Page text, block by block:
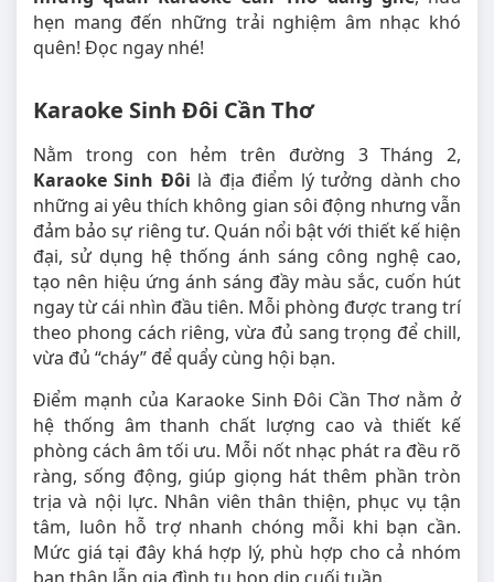
hẹn mang đến những trải nghiệm âm nhạc khó
quên! Đọc ngay nhé!
Karaoke Sinh Đôi Cần Thơ
Nằm trong con hẻm trên đường 3 Tháng 2,
Karaoke Sinh Đôi là địa điểm lý tưởng dành cho
những ai yêu thích không gian sôi động nhưng vẫn
đảm bảo sự riêng tư. Quán nổi bật với thiết kế hiện
đại, sử dụng hệ thống ánh sáng công nghệ cao,
tạo nên hiệu ứng ánh sáng đầy màu sắc, cuốn hút
ngay từ cái nhìn đầu tiên. Mỗi phòng được trang trí
theo phong cách riêng, vừa đủ sang trọng để chill,
vừa đủ “cháy” để quẩy cùng hội bạn.
Điểm mạnh của Karaoke Sinh Đôi Cần Thơ nằm ở
hệ thống âm thanh chất lượng cao và thiết kế
phòng cách âm tối ưu. Mỗi nốt nhạc phát ra đều rõ
ràng, sống động, giúp giọng hát thêm phần tròn
trịa và nội lực. Nhân viên thân thiện, phục vụ tận
tâm, luôn hỗ trợ nhanh chóng mỗi khi bạn cần.
Mức giá tại đây khá hợp lý, phù hợp cho cả nhóm